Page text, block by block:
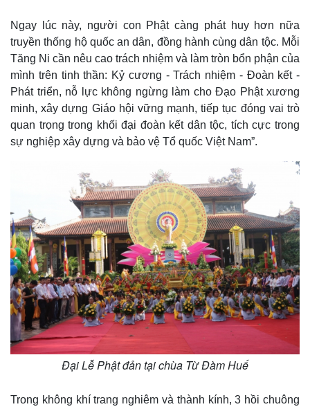
Cuộc sống đó đây
Hồ sơ
Multimedia
Video
Ảnh
E-Magazine
Infographic
Ngay lúc này, người con Phật càng phát huy hơn nữa
truyền thống hộ quốc an dân, đồng hành cùng dân tộc. Mỗi
Tăng Ni cần nêu cao trách nhiệm và làm tròn bổn phận của
mình trên tinh thần: Kỷ cương - Trách nhiệm - Đoàn kết -
Phát triển, nỗ lực không ngừng làm cho Đạo Phật xương
minh, xây dựng Giáo hội vững mạnh, tiếp tục đóng vai trò
quan trọng trong khối đại đoàn kết dân tộc, tích cực trong
sự nghiệp xây dựng và bảo vệ Tổ quốc Việt Nam”.
Đại Lễ Phật đản tại chùa Từ Đàm Huế
Trong không khí trang nghiêm và thành kính, 3 hồi chuông